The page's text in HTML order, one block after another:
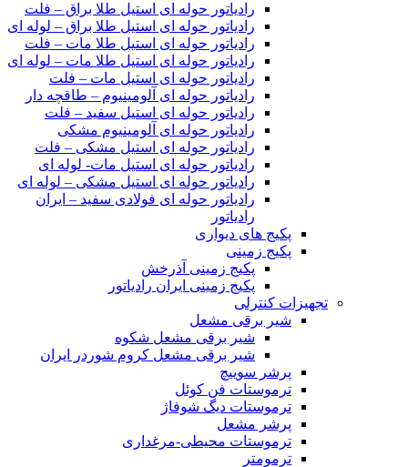
رادیاتور حوله ای استیل طلا براق – فلت
رادیاتور حوله ای استیل طلا براق – لوله ای
رادیاتور حوله ای استیل طلا مات – فلت
رادیاتور حوله ای استیل طلا مات – لوله ای
رادیاتور حوله ای استیل مات – فلت
رادیاتور حوله ای آلومینیوم – طاقچه دار
رادیاتور حوله ای استیل سفید – فلت
رادیاتور حوله ای آلومینیوم مشکی
رادیاتور حوله ای استیل مشکی – فلت
رادیاتور حوله ای استیل مات- لوله ای
رادیاتور حوله ای استیل مشکی – لوله ای
رادیاتور حوله ای فولادی سفید – ایران
رادیاتور
پکیج های دیواری
پکیج زمینی
پکیج زمینی آذرخش
پکیج زمینی ایران رادیاتور
تجهیزات کنترلی
شیر برقی مشعل
شیر برقی مشعل شکوه
شیر برقی مشعل کروم شوردر ایران
پرشر سوییچ
ترموستات فن کوئل
ترموستات دیگ شوفاژ
پرشر مشعل
ترموستات محیطی-مرغداری
ترمومتر